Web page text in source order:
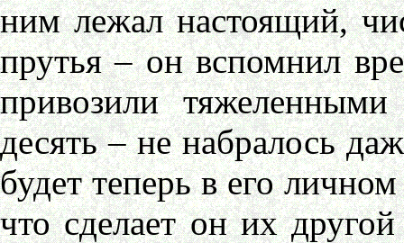
ним лежал настоящий,
прутья – он вспомнил
привозили
десять – не набралось
будет теперь в его
что сделает он их